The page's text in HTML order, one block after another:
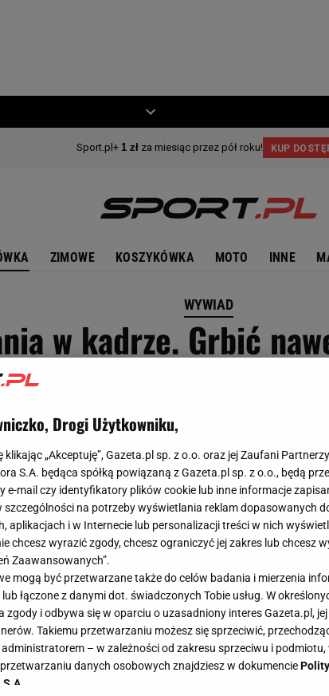
ZIMOWE KOSZYKÓWKA MOTO INNE
WYWIAD
w kadrze. Grbić
28 kwietnia 2025, 06:12
Drogi Użytkowniku,
klikając „Akceptuję”, Gazeta.pl sp. z o.o. oraz jej Zaufani
S.A. będąca spółką powiązaną z Gazeta.pl sp. z o.o., będą
e-mail czy identyfikatory plików cookie lub inne informacje
szczególności na potrzeby wyświetlania reklam dopasowanych
aplikacjach i w Internecie lub personalizacji treści w nich
chcesz wyrazić zgody, chcesz ograniczyć jej zakres lub chcesz
Zaawansowanych”.
mogą być przetwarzane także do celów badania i mierzenia
łączone z danymi dot. świadczonych Tobie usług. W
zgody i odbywa się w oparciu o uzasadniony interes Gazeta.pl,
Takiemu przetwarzaniu możesz się sprzeciwić,
administratorem – w zależności od zakresu sprzeciwu i
danych osobowych znajdziesz w dokumencie